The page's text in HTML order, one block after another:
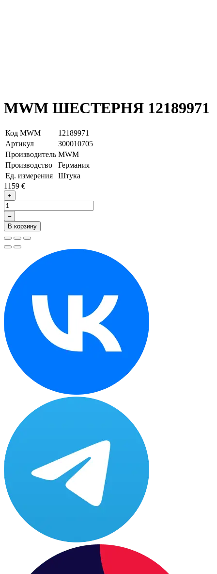
MWM ШЕСТЕРНЯ 12189971
Код MWM
12189971
Артикул
З00010705
Производитель MWM
Производство
Германия
Ед. измерения
Штука
1159 €
+
–
В корзину